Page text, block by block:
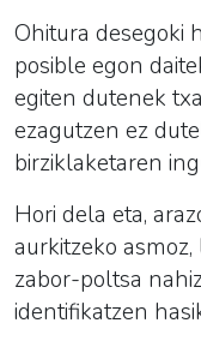
Ohitura desegoki
posible egon
egiten dutenek
ezagutzen ez
birziklaketaren
Hori dela eta,
aurkitzeko
zabor-poltsa
identifikatzen